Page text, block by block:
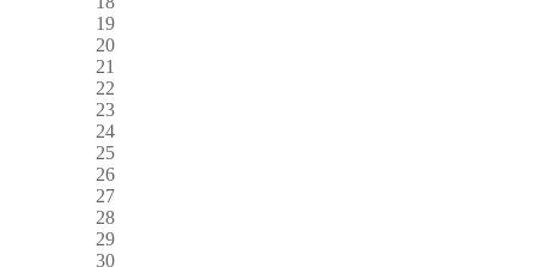
19
20
21
22
23
24
25
26
27
28
29
30